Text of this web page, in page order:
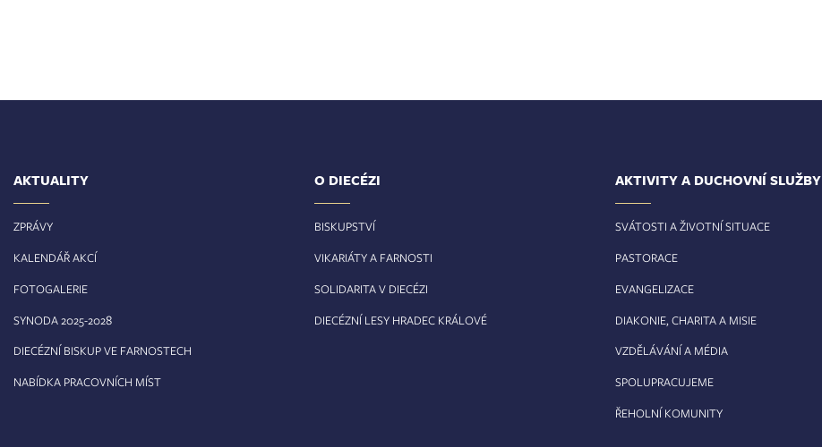
AKTUALITY
ZPRÁVY
KALENDÁŘ AKCÍ
FOTOGALERIE
SYNODA 2025-2028
DIECÉZNÍ BISKUP VE FARNOSTECH
NABÍDKA PRACOVNÍCH MÍST
O DIECÉZI
BISKUPSTVÍ
VIKARIÁTY A FARNOSTI
SOLIDARITA V DIECÉZI
DIECÉZNÍ LESY HRADEC KRÁLOVÉ
AKTIVITY A DUCHOVNÍ SLUŽBY
SVÁTOSTI A ŽIVOTNÍ SITUACE
PASTORACE
EVANGELIZACE
DIAKONIE, CHARITA A MISIE
VZDĚLÁVÁNÍ A MÉDIA
SPOLUPRACUJEME
ŘEHOLNÍ KOMUNITY